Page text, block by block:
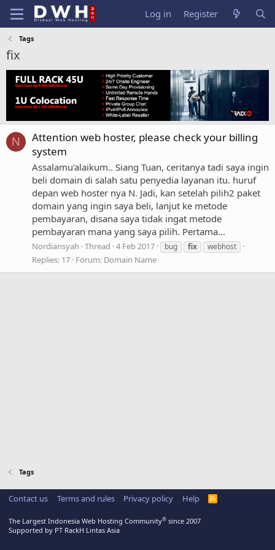
Log in Register
Tags
fix
N
Attention web hoster, please check your billing
system
Assalamu'alaikum.. Siang Tuan, ceritanya tadi saya ingin
beli domain di salah satu penyedia layanan itu. huruf
depan web hoster nya N. Jadi, kan setelah pilih2 paket
domain yang ingin saya beli, lanjut ke metode
pembayaran, disana saya tidak ingat metode
pembayaran mana yang saya pilih. Pertama...
Nordiansyah Thread 4 Feb 2017 bug fix webhost
Replies: 17 Forum: Domain Name
Tags
Contact us Terms and rules Privacy policy Help
R
The Largest Indonesia Web Hosting Community® since 2007
Supported by PT RackH Lintas Asia